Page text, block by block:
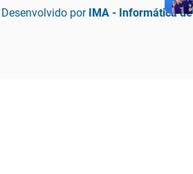
Desenvolvido por IMA - Informática